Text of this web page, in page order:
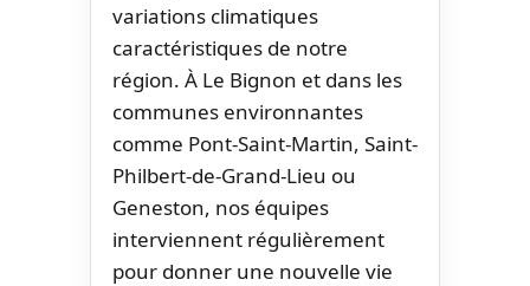
variations climatiques
caractéristiques de notre
région. À Le Bignon et dans les
communes environnantes
comme Pont-Saint-Martin, Saint-
Philbert-de-Grand-Lieu ou
Geneston, nos équipes
interviennent régulièrement
pour donner une nouvelle vie